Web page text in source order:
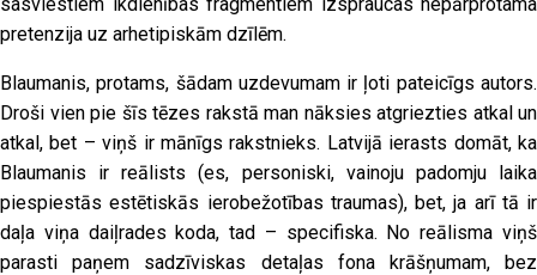
pretenzija uz arhetipiskām dzīlēm.
Blaumanis, protams, šādam uzdevumam ir ļoti pateicīgs autors.
Droši vien pie šīs tēzes rakstā man nāksies atgriezties atkal un
atkal, bet – viņš ir mānīgs rakstnieks. Latvijā ierasts domāt, ka
Blaumanis ir reālists (es, personiski, vainoju padomju laika
piespiestās estētiskās ierobežotības traumas), bet, ja arī tā ir
daļa viņa daiļrades koda, tad – specifiska. No reālisma viņš
parasti paņem sadzīviskas detaļas fona krāšņumam, bez